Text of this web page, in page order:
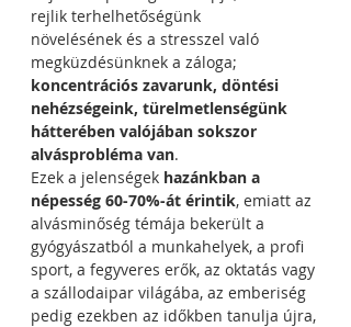
rejlik terhelhetőségünk
növelésének és a stresszel való
megküzdésünknek a záloga;
koncentrációs zavarunk, döntési
nehézségeink, türelmetlenségünk
hátterében valójában sokszor
alvásprobléma van.
Ezek a jelenségek hazánkban a
népesség 60-70%-át érintik, emiatt az
alvásminőség témája bekerült a
gyógyászatból a munkahelyek, a profi
sport, a fegyveres erők, az oktatás vagy
a szállodaipar világába, az emberiség
pedig ezekben az időkben tanulja újra,